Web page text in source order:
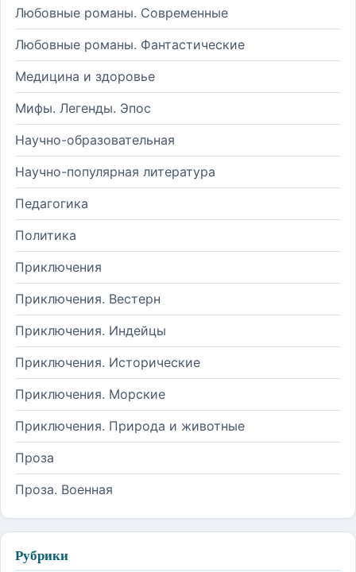
Любовные романы. Современные
Любовные романы. Фантастические
Медицина и здоровье
Мифы. Легенды. Эпос
Научно-образовательная
Научно-популярная литература
Педагогика
Политика
Приключения
Приключения. Вестерн
Приключения. Индейцы
Приключения. Исторические
Приключения. Морские
Приключения. Природа и животные
Проза
Проза. Военная
Рубрики